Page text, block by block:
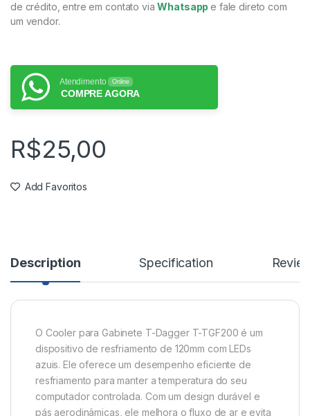
de crédito, entre em contato viaWhatsapp e fale direto com
um vendor.
Atendimento Online
COMPRE AGORA
R$25,00
Add Favoritos
Description Specification
O Cooler para Gabinete T-Dagger T-TGF200 é um
dispositivo de resfriamento de 120mm com LEDs
azuis. Ele oferece um desempenho eficiente de
resfriamento para manter a temperatura do seu
computador controlada. Com um design durável e
pás aerodinâmicas, ele melhora o fluxo de ar e evita